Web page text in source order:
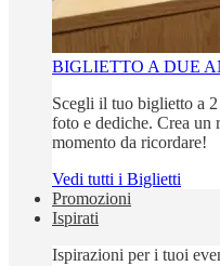
BIGLIETTO A DUE
Scegli il tuo biglietto a
foto e dediche. Crea un
momento da ricordare!
Vedi tutti i Biglietti
Promozioni
Ispirati
Ispirazioni per i tuoi